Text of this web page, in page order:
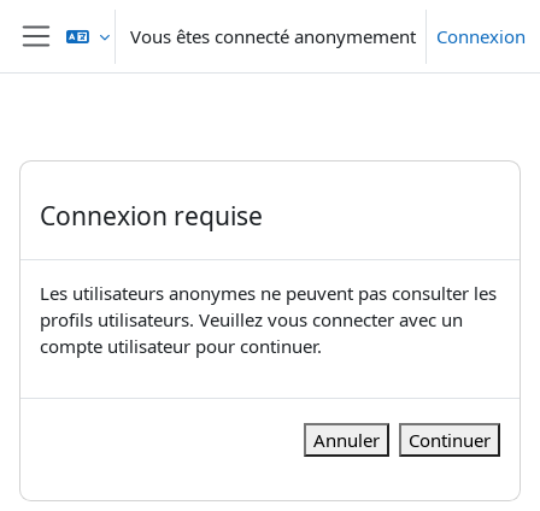
Passer au contenu principal
Panneau latéral
Vous êtes connecté anonymement Connexion
Connexion requise
Les utilisateurs anonymes ne peuvent pas consulter les
profils utilisateurs. Veuillez vous connecter avec un
compte utilisateur pour continuer.
Annuler Continuer